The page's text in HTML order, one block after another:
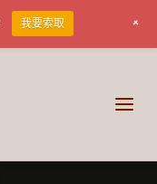
我要索取 +